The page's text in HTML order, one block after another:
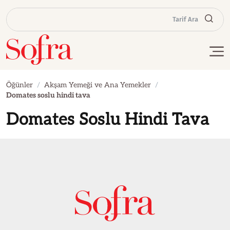
Tarif Ara
Öğünler
Akşam Yemeği ve Ana Yemekler
Domates soslu hindi tava
Domates Soslu Hindi Tava